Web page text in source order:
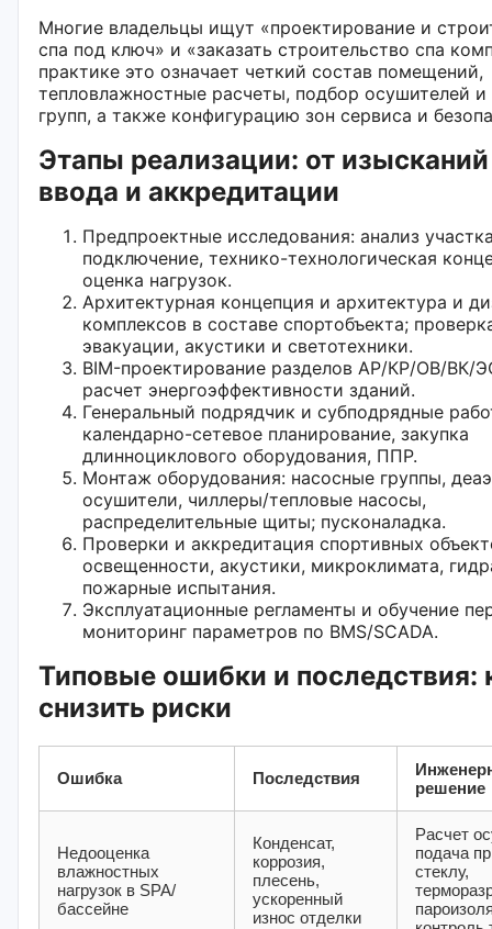
Многие владельцы ищут «проектирование и
спа под ключ» и «заказать строительство спа
практике это означает четкий состав помещений,
тепловлажностные расчеты, подбор осушителей и
групп, а также конфигурацию зон сервиса и
Этапы реализации: от
ввода и аккредитации
Предпроектные исследования: анализ
подключение, технико-технологическая
оценка нагрузок.
Архитектурная концепция и архитектура и
комплексов в составе спортобъекта;
эвакуации, акустики и светотехники.
BIM-проектирование разделов АР/КР/ОВ/
расчет энергоэффективности зданий.
Генеральный подрядчик и субподрядные
календарно-сетевое планирование, закупка
длинноциклового оборудования, ППР.
Монтаж оборудования: насосные группы,
осушители, чиллеры/тепловые насосы,
распределительные щиты; пусконаладка.
Проверки и аккредитация спортивных
освещенности, акустики, микроклимата,
пожарные испытания.
Эксплуатационные регламенты и обучение
мониторинг параметров по BMS/SCADA.
Типовые ошибки и последствия:
снизить риски
Ошибка Последствия
решение
Недооценка
влажностных
нагрузок в SPA/
бассейне
Конденсат,
коррозия,
плесень,
ускоренный
износ отделки
Расчет
подача
стеклу,